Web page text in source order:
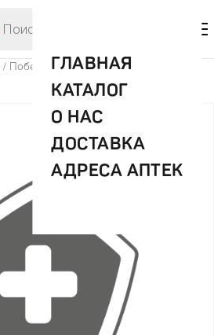
ГЛАВНАЯ
КАТАЛОГ
О НАС
ДОСТАВКА
АДРЕСА АПТЕК
/ Победа горький шоколад бсахара со